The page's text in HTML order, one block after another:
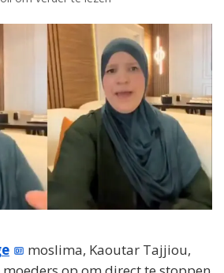
moslima, Kaoutar Tajjiou,